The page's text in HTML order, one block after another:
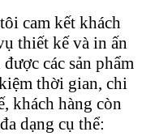
cam kết khách
thiết kế và in ấn
các sản phẩm
thời gian, chi
khách hàng còn
dạng cụ thể: